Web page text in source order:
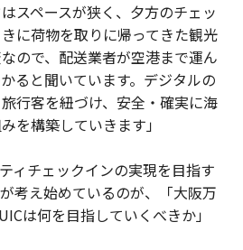
スペースが狭く、夕方のチェッ
に荷物を取りに帰ってきた観光
ので、配送業者が空港まで運ん
ると聞いています。デジタルの
行客を紐づけ、安全・確実に海
を構築していきます」
ィチェックインの実現を目指す
考え始めているのが、「大阪万
は何を目指していくべきか」